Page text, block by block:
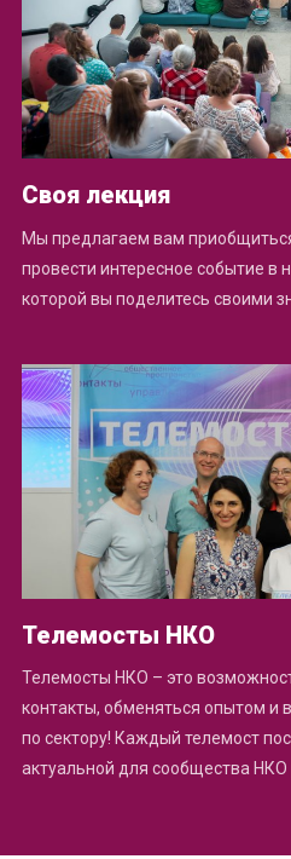
Телемосты НКО
Телемосты НКО – это
контакты, обменяться опытом и
по сектору! Каждый телемост
актуальной для сообщества НКО
Своя лекция
Мы предлагаем вам
провести интересное событие
которой вы поделитесь своими